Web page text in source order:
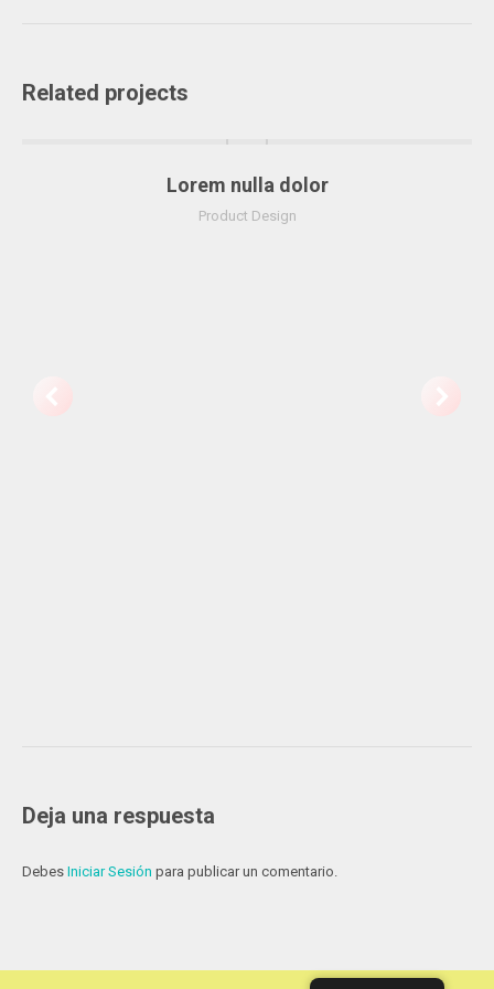
Related projects
Lorem nulla dolor
Product Design
Deja una respuesta
Debes Iniciar Sesión para publicar un comentario.